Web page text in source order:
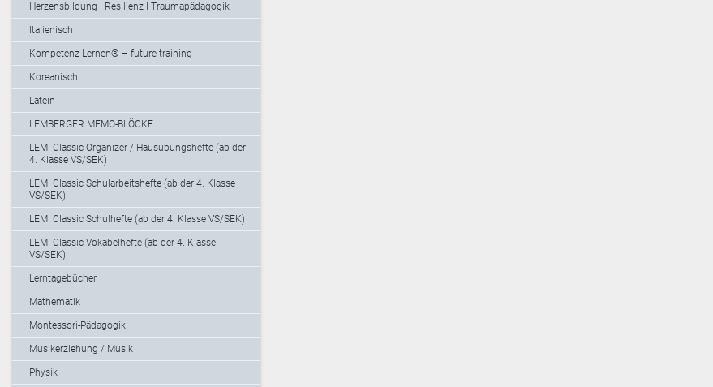
Herzensbildung I Resilienz I Traumapädagogik
Italienisch
Kompetenz Lernen® – future training
Koreanisch
Latein
LEMBERGER MEMO-BLÖCKE
LEMI Classic Organizer / Hausübungshefte (ab der
4. Klasse VS/SEK)
LEMI Classic Schularbeitshefte (ab der 4. Klasse
VS/SEK)
LEMI Classic Schulhefte (ab der 4. Klasse VS/SEK)
LEMI Classic Vokabelhefte (ab der 4. Klasse
VS/SEK)
Lerntagebücher
Mathematik
Montessori-Pädagogik
Musikerziehung / Musik
Physik